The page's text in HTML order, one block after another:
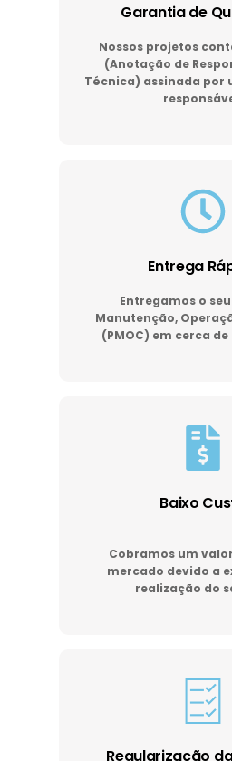
Garantia de
Nossos projetos
(Anotação de
Técnica) assinada por
Entrega
Entregamos o
Manutenção,
(PMOC) em cerca
Baixo
Cobramos um
mercado devido a
realização do
Regularização